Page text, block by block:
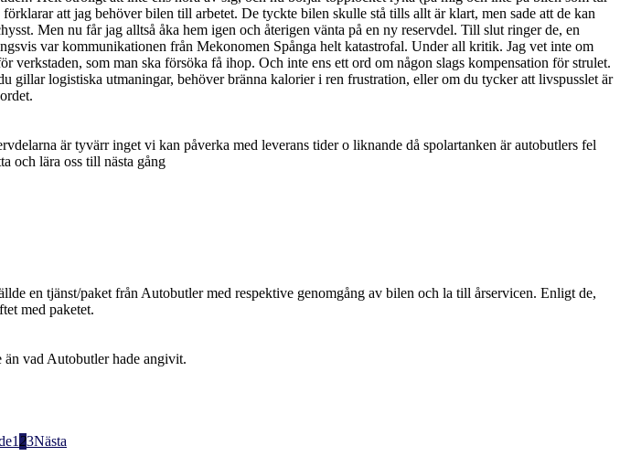
att jag behöver bilen till arbetet. De tyckte bilen skulle stå tills allt är klart, men sade att de kan
Men nu får jag alltså åka hem igen och återigen vänta på en ny reservdel. Till slut ringer de, en
var kommunikationen från Mekonomen Spånga helt katastrofal. Under all kritik. Jag vet inte om
som man ska försöka få ihop. Och inte ens ett ord om någon slags kompensation för strulet.
logistiska utmaningar, behöver bränna kalorier i ren frustration, eller om du tycker att livspusslet är
är tyvärr inget vi kan påverka med leverans tider o liknande då spolartanken är autobutlers fel
och lära oss till nästa gång
en tjänst/paket från Autobutler med respektive genomgång av bilen och la till årservicen. Enligt de,
med paketet.
vad Autobutler hade angivit.
123Nästa